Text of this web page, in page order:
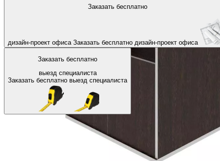
Заказать бесплатно
дизайн-проект офиса Заказать бесплатно дизайн-проект офиса
Заказать бесплатно
выезд специалиста
Заказать бесплатно выезд специалиста